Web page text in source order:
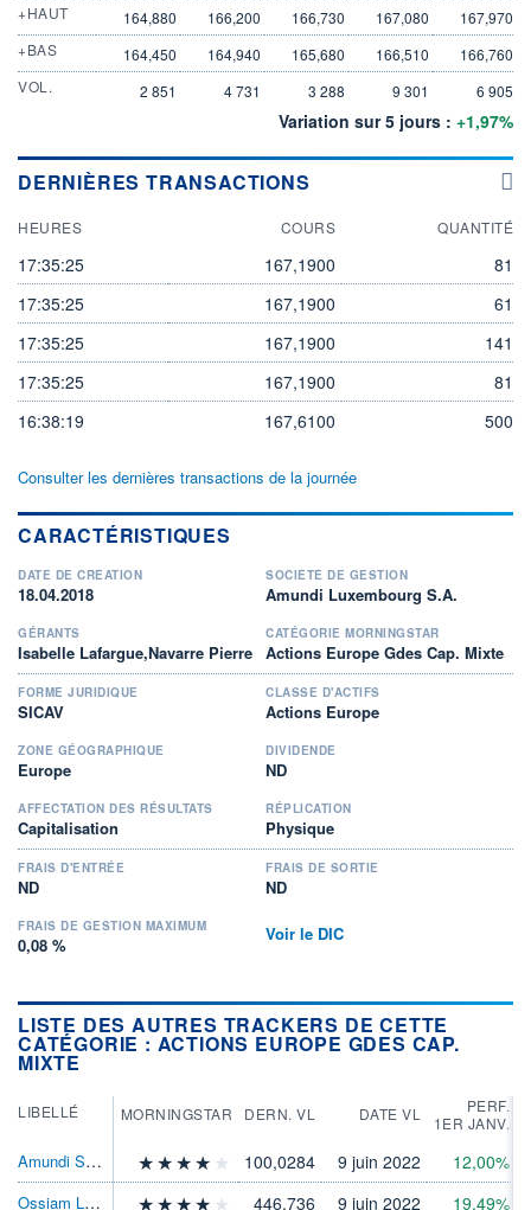
+HAUT
164,880 166,200 166,730 167,080
167,970
+BAS
164,450 164,940 165,680 166,510
166,760
VOL.
2 851 4 731 3 288 9 301 6 905
Variation sur 5 jours : +1,97%
DERNIÈRES TRANSACTIONS
HEURES COURS QUANTITÉ
17:35:25 167,1900
81
17:35:25
167,1900
61
17:35:25
167,1900
141
17:35:25
167,1900
81
16:38:19
167,6100 500
Consulter les dernières transactions de la journée
CARACTÉRISTIQUES
DATE DE CRÉATION
18.04.2018
SOCIÉTÉ DE GESTION
Amundi Luxembourg S.A.
GÉRANTS
Isabelle Lafargue,Navarre Pierre
CATÉGORIE MORNINGSTAR
Actions Europe Gdes Cap. Mixte
FORME JURIDIQUE
SICAV
CLASSE D'ACTIFS
Actions Europe
ZONE GÉOGRAPHIQUE
Europe
DIVIDENDE
ND
AFFECTATION DES RÉSULTATS
Capitalisation
RÉPLICATION
Physique
FRAIS D'ENTRÉE
ND
FRAIS DE SORTIE
ND
FRAIS DE GESTION MAXIMUM
0,08 %
Voir le DIC
LISTE DES AUTRES TRACKERS DE CETTE
CATÉGORIE : ACTIONS EUROPE GDES CAP.
MIXTE
LIBELLÉ MORNINGSTAR DERN. VL DATE VL
PERF.
1ER JANV.
Amundi STOXX EUROPE 600 ESG - DR EUR (C) 100,0284 9 juin 2022 12,00%
Ossiam Lux -OssmShllerBrclysCp(r)SVlTRTF1C
446,736 9 juin 2022 19,49%